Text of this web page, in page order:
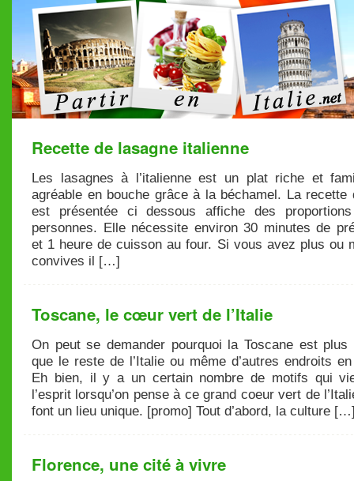
Recette de lasagne italienne
Les lasagnes à l’italienne est un plat riche et
agréable en bouche grâce à la béchamel. La recette
est présentée ci dessous affiche des
personnes. Elle nécessite environ 30 minutes de
et 1 heure de cuisson au four. Si vous avez plus ou
convives il […]
Toscane, le cœur vert de l’Italie
On peut se demander pourquoi la Toscane est plus
que le reste de l’Italie ou même d’autres endroits
Eh bien, il y a un certain nombre de motifs qui
l’esprit lorsqu’on pense à ce grand coeur vert de
font un lieu unique. [promo] Tout d’abord, la culture
Florence, une cité à vivre